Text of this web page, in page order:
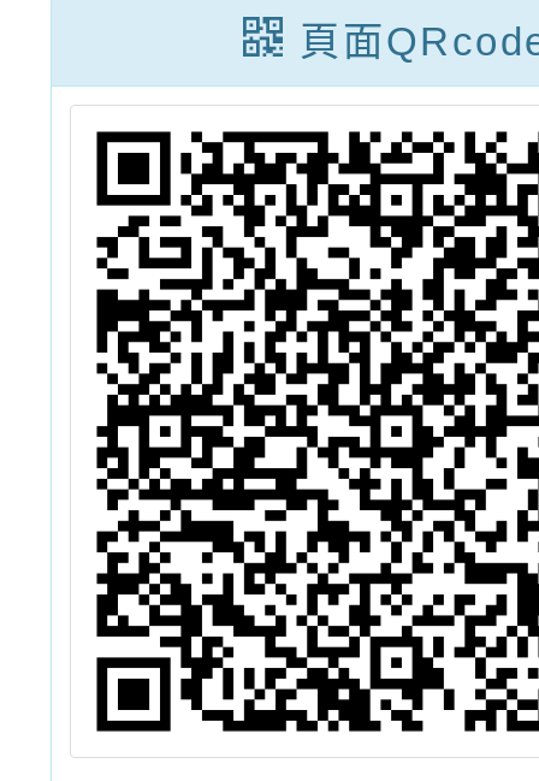
寫規範」及參賽
者身分切結書1
份
計畫-
工作
頁面